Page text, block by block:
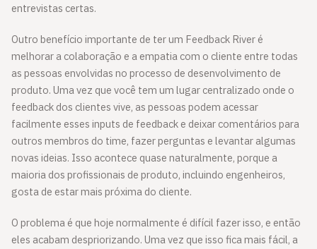
entrevistas certas.
Outro benefício importante de ter um Feedback River é
melhorar a colaboração e a empatia com o cliente entre todas
as pessoas envolvidas no processo de desenvolvimento de
produto. Uma vez que você tem um lugar centralizado onde o
feedback dos clientes vive, as pessoas podem acessar
facilmente esses inputs de feedback e deixar comentários para
outros membros do time, fazer perguntas e levantar algumas
novas ideias. Isso acontece quase naturalmente, porque a
maioria dos profissionais de produto, incluindo engenheiros,
gosta de estar mais próxima do cliente.
O problema é que hoje normalmente é difícil fazer isso, e então
eles acabam despriorizando. Uma vez que isso fica mais fácil, a